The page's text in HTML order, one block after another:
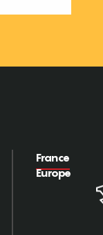
France
Europe